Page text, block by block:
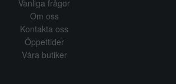
Vanliga frågor
Om oss
Kontakta oss
Öppettider
Våra butiker